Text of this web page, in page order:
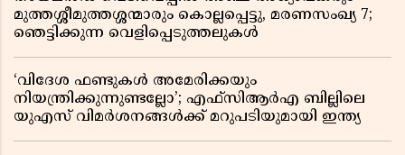
മുത്തശ്ശീമുത്തശ്ശന്മാരും കൊല്ലപ്പെട്ടു, മരണസംഖ്യ 7;
ഞെട്ടിക്കുന്ന വെളിപ്പെടുത്തലുകൾ
‘വിദേശ ഫണ്ടുകൾ അമേരിക്കയും
നിയന്ത്രിക്കുന്നുണ്ടല്ലോ’; എഫ്സിആർഎ ബില്ലിലെ
യുഎസ് വിമർശനങ്ങൾക്ക് മറുപടിയുമായി ഇന്ത്യ